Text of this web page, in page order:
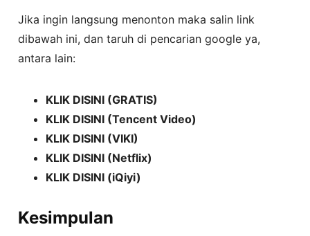
Jika ingin langsung menonton maka salin link
dibawah ini, dan taruh di pencarian google ya,
antara lain:
KLIK DISINI (GRATIS)
KLIK DISINI (Tencent Video)
KLIK DISINI (VIKI)
KLIK DISINI (Netflix)
KLIK DISINI (iQiyi)
Kesimpulan